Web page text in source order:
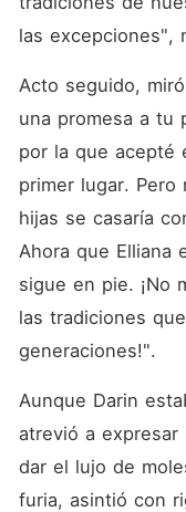
las excepciones",
Acto seguido,
una promesa a tu
por la que acepté
primer lugar.
hijas se casaría
Ahora que Elliana
sigue en pie. ¡No
las tradiciones
generaciones!".
Aunque Darin
atrevió a
dar el lujo de
furia, asintió con